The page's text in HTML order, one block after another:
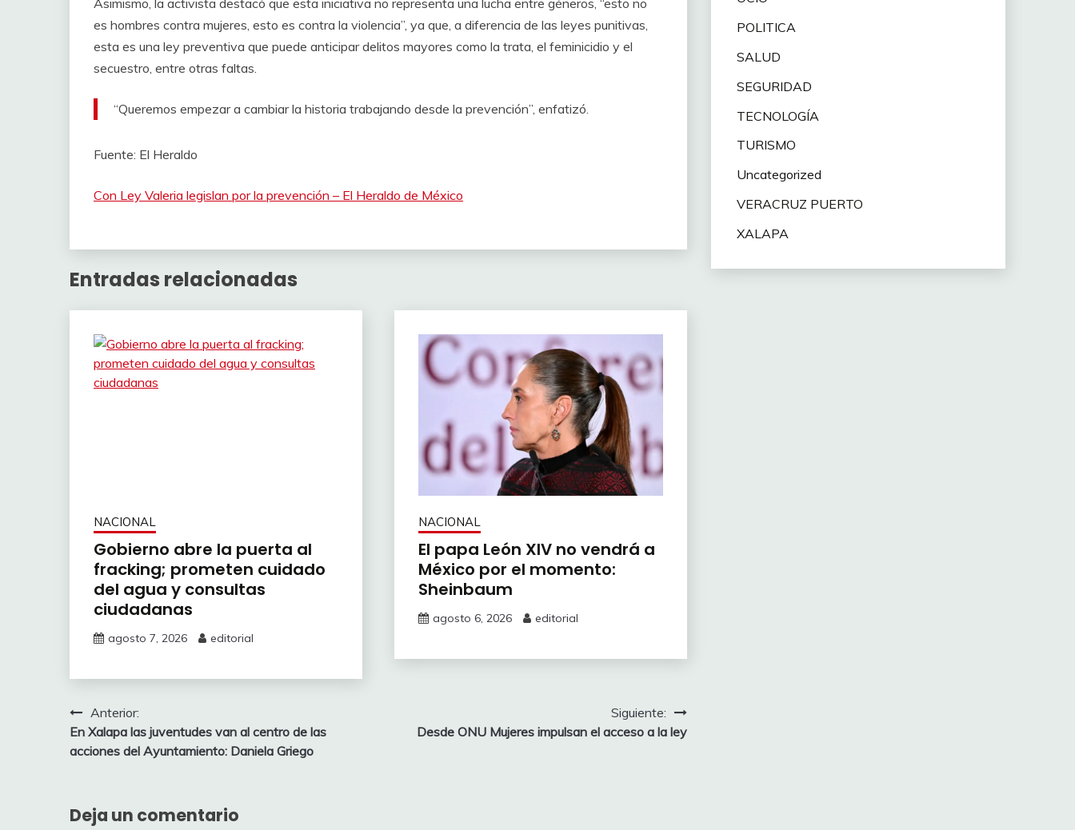
Asimismo, la activista destacó que esta iniciativa no representa una lucha entre géneros, “esto no
es hombres contra mujeres, esto es contra la violencia”, ya que, a diferencia de las leyes punitivas,
esta es una ley preventiva que puede anticipar delitos mayores como la trata, el feminicidio y el
secuestro, entre otras faltas.
“Queremos empezar a cambiar la historia trabajando desde la prevención”, enfatizó.
Fuente: El Heraldo
Con Ley Valeria legislan por la prevención – El Heraldo de México
Entradas relacionadas
NACIONAL
Gobierno abre la puerta al
fracking; prometen cuidado
del agua y consultas
ciudadanas
agosto 7, 2026 editorial
NACIONAL
El papa León XIV no vendrá a
México por el momento:
Sheinbaum
agosto 6, 2026 editorial
Navegación
de
Anterior:
En Xalapa las juventudes van al centro de las
acciones del Ayuntamiento: Daniela Griego
Siguiente:
Desde ONU Mujeres impulsan el acceso a la ley
Deja un comentario
POLITICA
SALUD
SEGURIDAD
TECNOLOGÍA
TURISMO
Uncategorized
VERACRUZ PUERTO
XALAPA